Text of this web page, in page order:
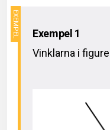
Exempel 1
Vinklarna i